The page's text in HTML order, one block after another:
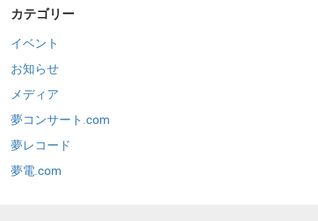
カテゴリー
イベント
お知らせ
メディア
夢コンサート.com
夢レコード
夢電.com